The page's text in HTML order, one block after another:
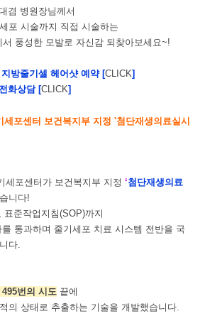
겸 병원장님께서
포 시술까지 직접 시술하는
풍성한 모발로 자신감 되찾아보세요~!
방줄기셀 헤어샷 예약 [CLICK]
화상담 [CLICK]
포센터 보건복지부 지정 '첨단재생의료실시
세포센터가 보건복지부 지정 ‘첨단재생의료
니다!
준작업지침(SOP)까지
통과하며 줄기세포 치료 시스템 전반을 국
다.
번의 시도 끝에
의 상태로 추출하는 기술을 개발했습니다.